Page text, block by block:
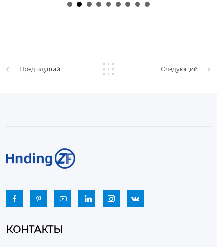
Предыдущий Следующий
     
КОНТАКТЫ